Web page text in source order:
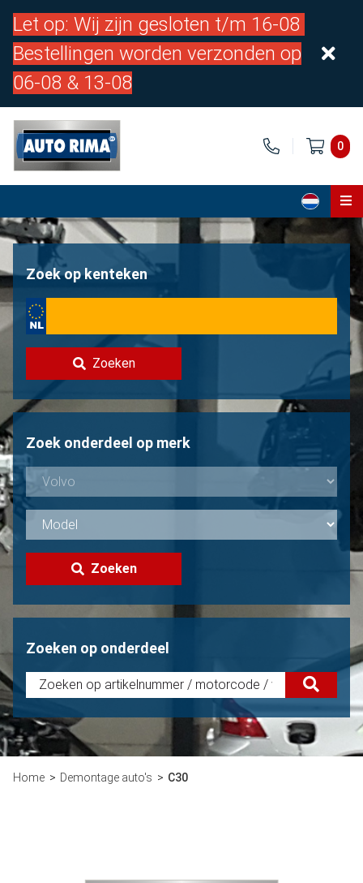
Let op: Wij zijn gesloten t/m 16-08
Bestellingen worden verzonden op
06-08 & 13-08
0
Home
Over ons
Contact
Volvo verkopen?
Niet gevonden?
Zoek op kenteken
Zoeken
Zoek onderdeel op merk
Zoeken
Zoeken op onderdeel
Home Demontage auto's C30